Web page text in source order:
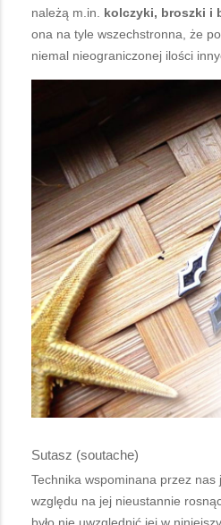
należą m.in. kolczyki, broszki i
ona na tyle wszechstronna, że
niemal nieograniczonej ilości
Sutasz (soutache)
Technika wspominana przez nas
względu na jej nieustannie
było nie uwzględnić jej w